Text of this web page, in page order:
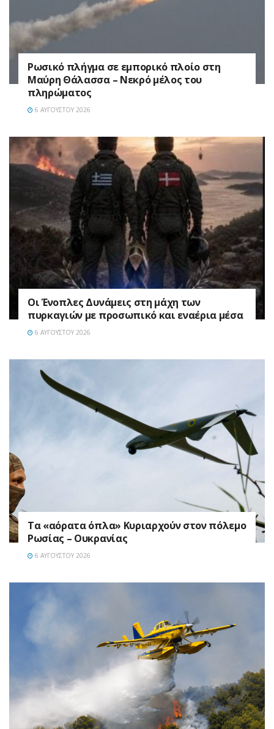
Ρωσικό πλήγμα σε εμπορικό πλοίο στη
Μαύρη Θάλασσα – Νεκρό μέλος του
πληρώματος
6 ΑΥΓΟΎΣΤΟΥ 2026
Οι Ένοπλες Δυνάμεις στη μάχη των
πυρκαγιών με προσωπικό και εναέρια μέσα
6 ΑΥΓΟΎΣΤΟΥ 2026
Τα «αόρατα όπλα» Κυριαρχούν στον πόλεμο
Ρωσίας – Ουκρανίας
6 ΑΥΓΟΎΣΤΟΥ 2026